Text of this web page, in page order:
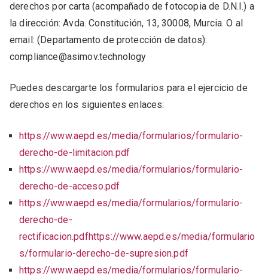
derechos por carta (acompañado de fotocopia de D.N.I.) a
la dirección: Avda. Constitución, 13, 30008, Murcia. O al
email: (Departamento de protección de datos):
compliance@asimov.technology
Puedes descargarte los formularios para el ejercicio de
derechos en los siguientes enlaces:
https://www.aepd.es/media/formularios/formulario-
derecho-de-limitacion.pdf
https://www.aepd.es/media/formularios/formulario-
derecho-de-acceso.pdf
https://www.aepd.es/media/formularios/formulario-
derecho-de-
rectificacion.pdfhttps://www.aepd.es/media/formulario
s/formulario-derecho-de-supresion.pdf
https://www.aepd.es/media/formularios/formulario-